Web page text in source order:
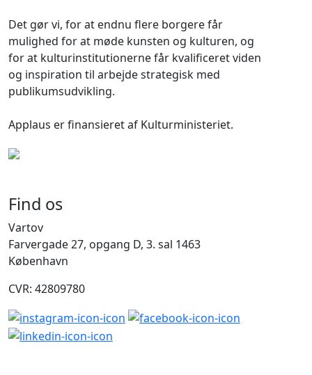
Det gør vi, for at endnu flere borgere får
mulighed for at møde kunsten og kulturen, og
for at kulturinstitutionerne får kvalificeret viden
og inspiration til arbejde strategisk med
publikumsudvikling.
Applaus er finansieret af Kulturministeriet.
Find os
Vartov
Farvergade 27, opgang D, 3. sal 1463
København
CVR: 42809780